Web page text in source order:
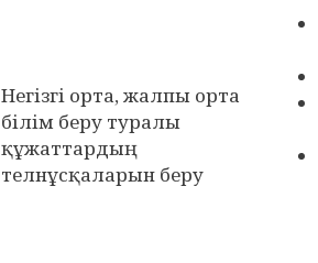
Негізгі орта, жалпы орта
білім беру туралы
құжаттардың
телнұсқаларын беру